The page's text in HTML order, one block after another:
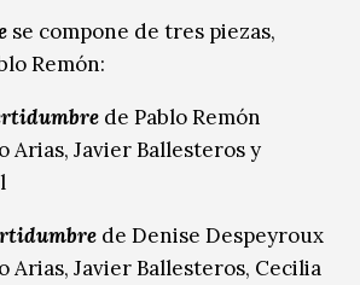
se compone de tres piezas,
Remón:
de Pablo Remón
Arias, Javier Ballesteros y
de Denise Despeyroux
Arias, Javier Ballesteros, Cecilia